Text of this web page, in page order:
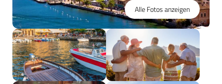
Alle Fotos anzeigen